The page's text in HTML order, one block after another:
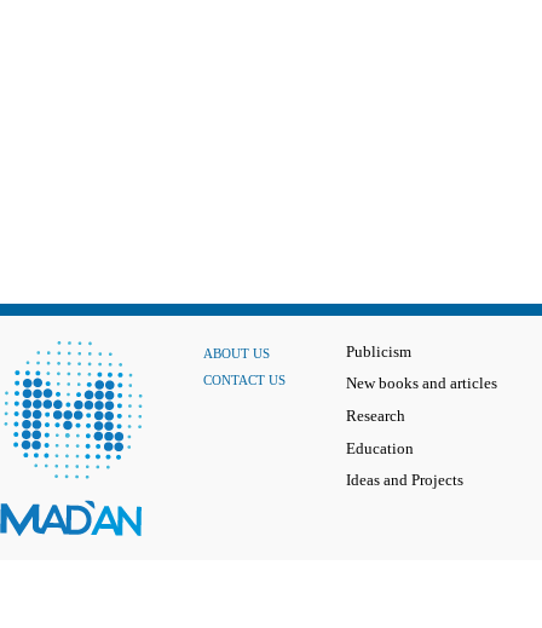
ABOUT US
CONTACT US
Publicism
New books and articles
Research
Education
Ideas and Projects